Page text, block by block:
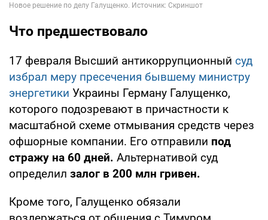
Что предшествовало
17 февраля Высший антикоррупционный суд
избрал меру пресечения бывшему министру
энергетики Украины Герману Галущенко,
которого подозревают в причастности к
масштабной схеме отмывания средств через
офшорные компании. Его отправили под
стражу на 60 дней. Альтернативой суд
определил залог в 200 млн гривен.
Кроме того, Галущенко обязали